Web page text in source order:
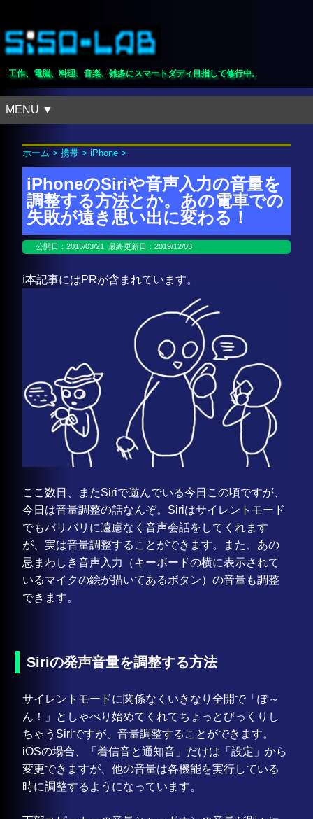
工作、電脳、料理、音楽、雑多にスマートダディ目指して修行中。
MENU ▼
ホーム >携帯 >iPhone >
iPhoneのSiriや音声入力の音量を
調整する方法とか。あの電車での
失敗が遠き思い出に変わる！
公開日：2015/03/21 最終更新日：2019/12/03
ℹ️本記事にはPRが含まれています。
ここ数日、またSiriで遊んでいる今日この頃ですが、
今日は音量調整の話なんぞ。Siriはサイレントモード
でもバリバリに遠慮なく音声会話をしてくれます
が、実は音量調整することができます。また、あの
忌まわしき音声入力（キーボードの横に表示されて
いるマイクの絵が描いてあるボタン）の音量も調整
できます。
Siriの発声音量を調整する方法
サイレントモードに関係なくいきなり全開で「ぽ～
ん！」としゃべり始めてくれてちょっとびっくりし
ちゃうSiriですが、音量調整することができます。
iOSの場合、「着信音と通知音」だけは「設定」から
変更できますが、他の音量は各機能を実行している
時に調整するようになっています。